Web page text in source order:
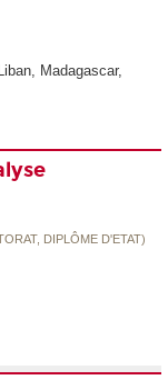
Madagascar,
DIPLÔME D'ETAT)